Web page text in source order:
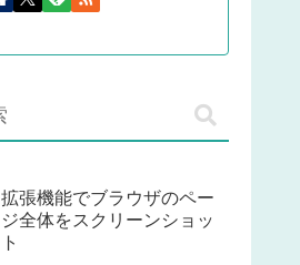
拡張機能でブラウザのペー
ジ全体をスクリーンショッ
ト